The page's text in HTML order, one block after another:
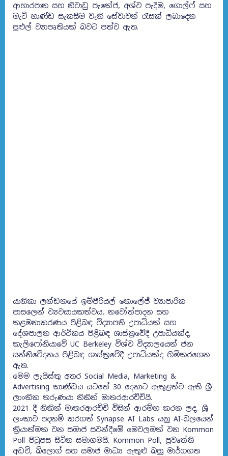
ආහාරපාන සහ නිවාඩු පැකේජ, අශ්ව පැදීම, ගොල්ෆ් සහ
මැටි භාණ්ඩ සැකසීම වැනි සේවාවන් රැසක් ලබාදෙන
පුළුල් ව්‍යාපෘතියක් බවට පත්ව ඇත.
යානිකා ලන්ඩනයේ ඉම්පීරියල් කොලේජ් ව්‍යාපාරික
පාසලෙන් ව්‍යවසායකත්වය, නවෝත්පාදන සහ
කළමනාකරණය පිළිබඳ විද්‍යාපති උපාධියක් සහ
දේශපාලන ආර්ථිකය පිළිබඳ ශාස්ත්‍රවේදී උපාධියක්ද,
කැලිෆෝනියාවේ UC Berkeley විශ්ව විද්‍යාලයෙන් ජන
සන්නිවේදනය පිළිබඳ ශාස්ත්‍රවේදී උපාධියක්ද හිමිකරගෙන
ඇත.
මෙම ලැයිස්තු අතර Social Media, Marketing &
Advertising කාණ්ඩය යටතේ 30 දෙනාට ඇතුළත්ව ඇති ශ්‍රී
ලාංකික තරුණයා නිකින් මාතරආරච්චියි.
2021 දී නිකින් මාතරආරච්චි විසින් ආරම්භ කරන ලද, ශ්‍රී
ලංකාව පදනම් කරගත් Synapse AI Labs යනු AI-බලයෙන්
ක්‍රියාත්මක වන සමාජ සවන්දීමේ මෙවලමක් වන Kommon
Poll පිටුපස සිටින සමාගමයි. Kommon Poll, ප්‍රවෘත්ති
අඩවි, බ්ලොග් සහ සමාජ මාධ්‍ය ඇතුළු බහු මාර්ගගත